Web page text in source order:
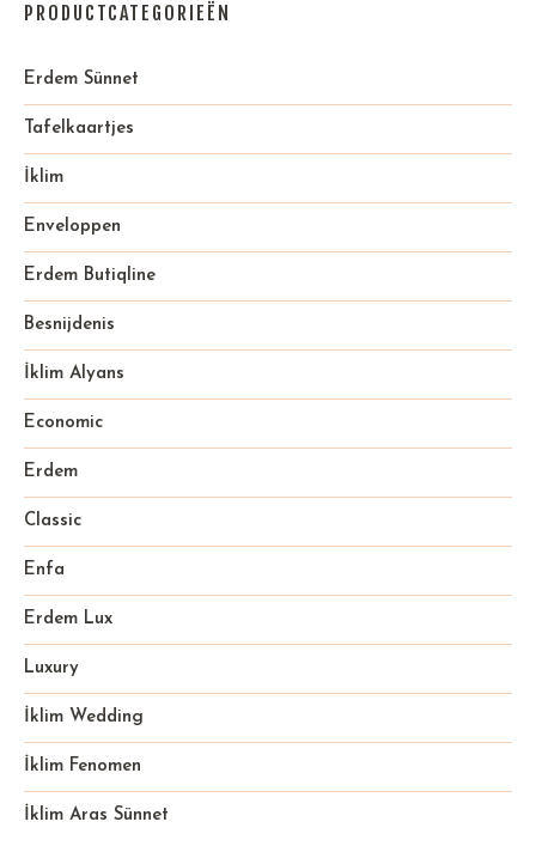
PRODUCTCATEGORIEËN
Erdem Sünnet
Tafelkaartjes
İklim
Enveloppen
Erdem Butiqline
Besnijdenis
İklim Alyans
Economic
Erdem
Classic
Enfa
Erdem Lux
Luxury
İklim Wedding
İklim Fenomen
İklim Aras Sünnet